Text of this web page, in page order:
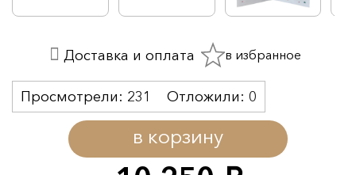
в корзину
Просмотрели: 231 Отложили: 0
Доставка и оплата в избранное